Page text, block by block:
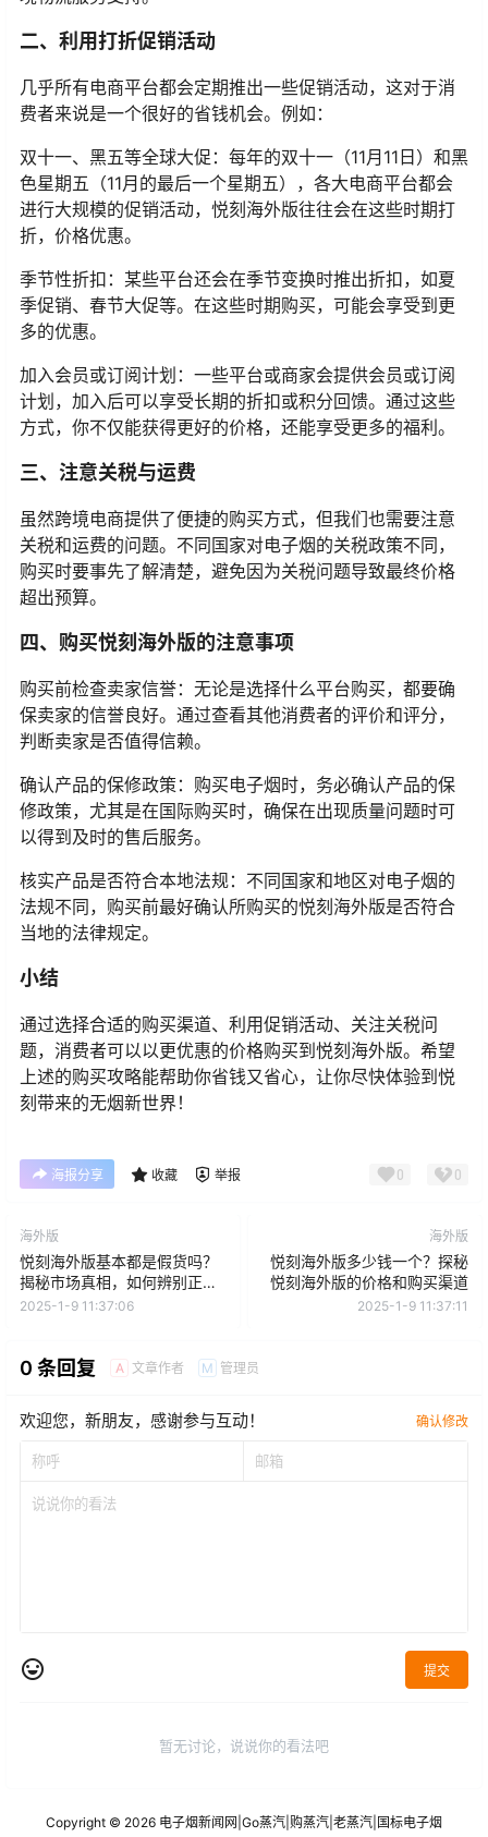
二、利用打折促销活动
几乎所有电商平台都会定期推出一些促销活动，这对于消
费者来说是一个很好的省钱机会。例如：
双十一、黑五等全球大促：每年的双十一（11月11日）和黑
色星期五（11月的最后一个星期五），各大电商平台都会
进行大规模的促销活动，悦刻海外版往往会在这些时期打
折，价格优惠。
季节性折扣：某些平台还会在季节变换时推出折扣，如夏
季促销、春节大促等。在这些时期购买，可能会享受到更
多的优惠。
加入会员或订阅计划：一些平台或商家会提供会员或订阅
计划，加入后可以享受长期的折扣或积分回馈。通过这些
方式，你不仅能获得更好的价格，还能享受更多的福利。
三、注意关税与运费
虽然跨境电商提供了便捷的购买方式，但我们也需要注意
关税和运费的问题。不同国家对电子烟的关税政策不同，
购买时要事先了解清楚，避免因为关税问题导致最终价格
超出预算。
四、购买悦刻海外版的注意事项
购买前检查卖家信誉：无论是选择什么平台购买，都要确
保卖家的信誉良好。通过查看其他消费者的评价和评分，
判断卖家是否值得信赖。
确认产品的保修政策：购买电子烟时，务必确认产品的保
修政策，尤其是在国际购买时，确保在出现质量问题时可
以得到及时的售后服务。
核实产品是否符合本地法规：不同国家和地区对电子烟的
法规不同，购买前最好确认所购买的悦刻海外版是否符合
当地的法律规定。
小结
通过选择合适的购买渠道、利用促销活动、关注关税问
题，消费者可以以更优惠的价格购买到悦刻海外版。希望
上述的购买攻略能帮助你省钱又省心，让你尽快体验到悦
刻带来的无烟新世界！
海报分享 收藏 举报 0 0
海外版
悦刻海外版基本都是假货吗？
揭秘市场真相，如何辨别正
品！
2025-1-9 11:37:06
海外版
悦刻海外版多少钱一个？探秘
悦刻海外版的价格和购买渠道
2025-1-9 11:37:11
0 条回复 A 文章作者 M 管理员
欢迎您，新朋友，感谢参与互动！ 确认修改
提交
暂无讨论，说说你的看法吧
Copyright © 2026 电子烟新闻网 Go蒸汽 购蒸汽 老蒸汽 国标电子烟